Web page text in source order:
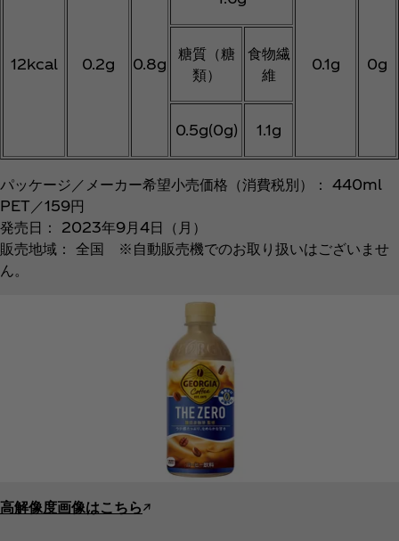
12kcal 0.2g 0.8g 0.1g 0g
糖質（糖
類）
食物繊
維
0.5g(0g) 1.1g
パッケージ／メーカー希望小売価格（消費税別）： 440ml
PET／159円
発売日： 2023年9月4日（月）
販売地域： 全国 ※自動販売機でのお取り扱いはございませ
ん。
高解像度画像はこちら↗︎